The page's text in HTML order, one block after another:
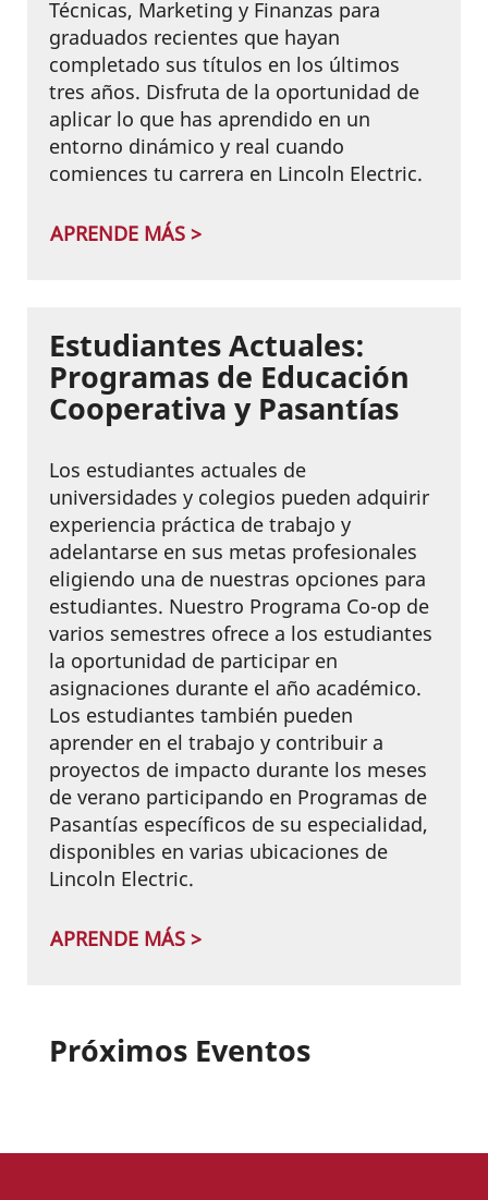
Técnicas, Marketing y Finanzas para
graduados recientes que hayan
completado sus títulos en los últimos
tres años. Disfruta de la oportunidad de
aplicar lo que has aprendido en un
entorno dinámico y real cuando
comiences tu carrera en Lincoln Electric.
APRENDE MÁS >
Estudiantes Actuales:
Programas de Educación
Cooperativa y Pasantías
Los estudiantes actuales de
universidades y colegios pueden adquirir
experiencia práctica de trabajo y
adelantarse en sus metas profesionales
eligiendo una de nuestras opciones para
estudiantes. Nuestro Programa Co-op de
varios semestres ofrece a los estudiantes
la oportunidad de participar en
asignaciones durante el año académico.
Los estudiantes también pueden
aprender en el trabajo y contribuir a
proyectos de impacto durante los meses
de verano participando en Programas de
Pasantías específicos de su especialidad,
disponibles en varias ubicaciones de
Lincoln Electric.
APRENDE MÁS >
Próximos Eventos